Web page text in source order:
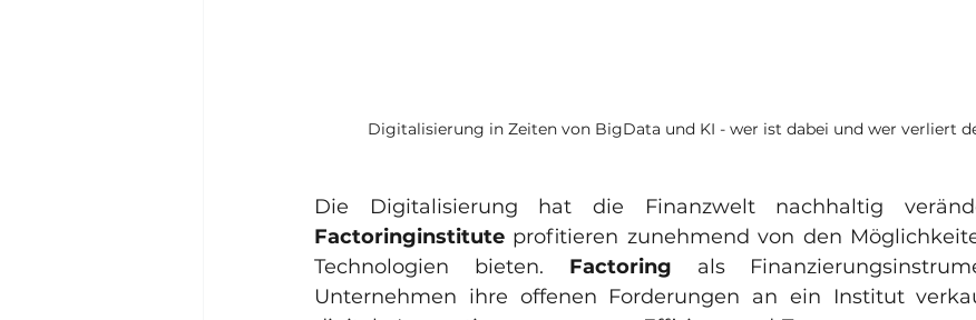
Digitalisierung in Zeiten von BigData und KI - wer ist dabei und wer verliert
Factoringinstitute profitieren zunehmend von den
Technologien bieten. Factoring als
Unternehmen ihre offenen Forderungen an ein Institut